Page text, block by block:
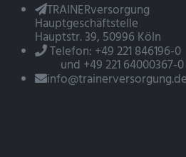
TRAINERversorgung
Hauptgeschäftstelle
Hauptstr. 39, 50996 Köln
Telefon: +49 221 846196-0
und +49 221 64000367-0
info@trainerversorgung.de